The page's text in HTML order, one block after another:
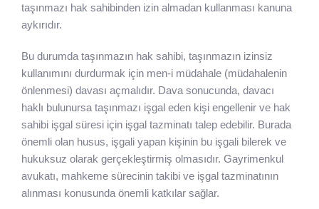
taşınmazı hak sahibinden izin almadan kullanması kanuna
aykırıdır.
Bu durumda taşınmazın hak sahibi, taşınmazın izinsiz
kullanımını durdurmak için men-i müdahale (müdahalenin
önlenmesi) davası açmalıdır. Dava sonucunda, davacı
haklı bulunursa taşınmazı işgal eden kişi engellenir ve hak
sahibi işgal süresi için işgal tazminatı talep edebilir. Burada
önemli olan husus, işgali yapan kişinin bu işgali bilerek ve
hukuksuz olarak gerçekleştirmiş olmasıdır. Gayrimenkul
avukatı, mahkeme sürecinin takibi ve işgal tazminatının
alınması konusunda önemli katkılar sağlar.